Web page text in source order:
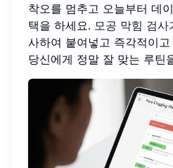
착오를 멈추고 오늘부터 데
택을 하세요. 모공 막힘 검사
사하여 붙여넣고 즉각적이
당신에게 정말 잘 맞는 루틴